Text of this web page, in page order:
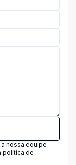
nossa equipe
política de